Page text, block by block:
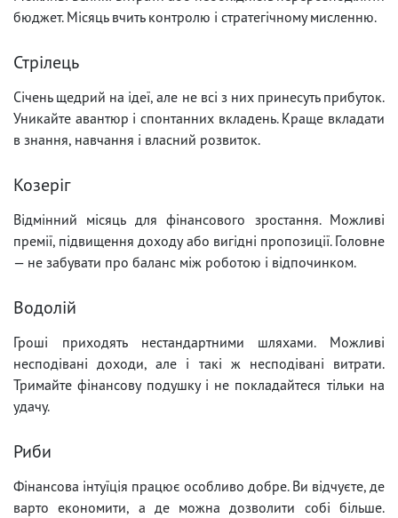
бюджет. Місяць вчить контролю і стратегічному мисленню.
Стрілець
Січень щедрий на ідеї, але не всі з них принесуть прибуток.
Уникайте авантюр і спонтанних вкладень. Краще вкладати
в знання, навчання і власний розвиток.
Козеріг
Відмінний місяць для фінансового зростання. Можливі
премії, підвищення доходу або вигідні пропозиції. Головне
— не забувати про баланс між роботою і відпочинком.
Водолій
Гроші приходять нестандартними шляхами. Можливі
несподівані доходи, але і такі ж несподівані витрати.
Тримайте фінансову подушку і не покладайтеся тільки на
удачу.
Риби
Фінансова інтуїція працює особливо добре. Ви відчуєте, де
варто економити, а де можна дозволити собі більше.